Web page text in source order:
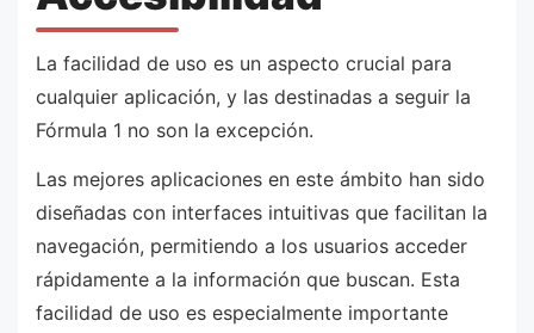
La facilidad de uso es un aspecto crucial para
cualquier aplicación, y las destinadas a seguir la
Fórmula 1 no son la excepción.
Las mejores aplicaciones en este ámbito han sido
diseñadas con interfaces intuitivas que facilitan la
navegación, permitiendo a los usuarios acceder
rápidamente a la información que buscan. Esta
facilidad de uso es especialmente importante